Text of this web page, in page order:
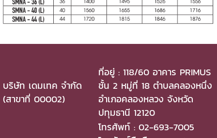
บริษัท เดมเทค จำกัด
(สาขาที่ 00002)
ที่อยู่ : 118/60 อาคาร PRIMUS
ชั้น 2 หมู่ที่ 18 ตำบลคลองหนึ่ง
อำเภอคลองหลวง จังหวัด
ปทุมธานี 12120
โทรศัพท์ : 02-693-7005